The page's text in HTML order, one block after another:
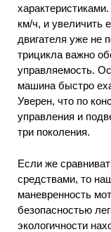
км/ч, и увеличить
двигателя уже не
трицикла важно
управляемость.
машина быстро
Уверен, что по
управления и
три поколения.
Если же
средствами, то
маневренность
безопасностью
экологичности